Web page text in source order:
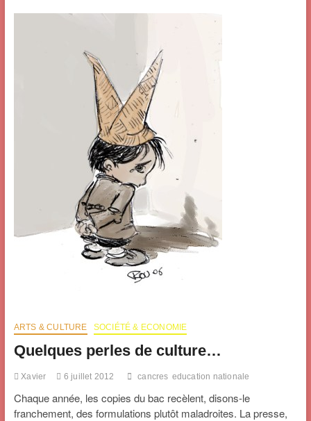
ARTS & CULTURE SOCIÉTÉ & ECONOMIE
Quelques perles de culture…
Xavier 6 juillet 2012 cancres education nationale
Chaque année, les copies du bac recèlent, disons-le
franchement, des formulations plutôt maladroites. La presse,